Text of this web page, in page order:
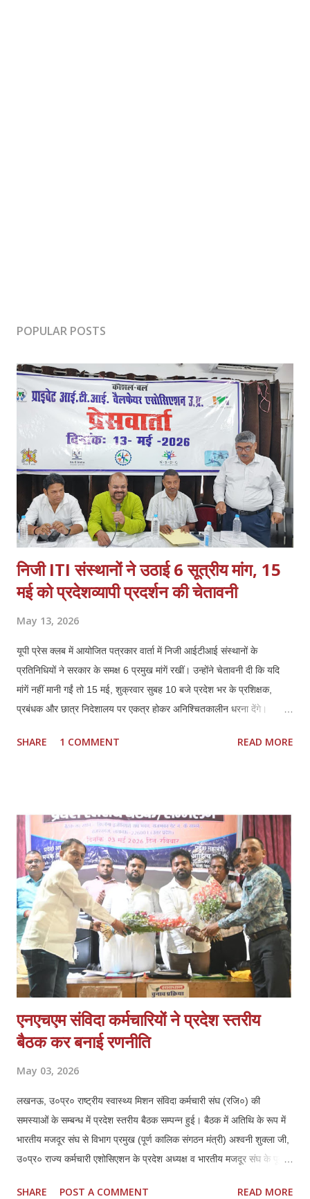
POPULAR POSTS
निजी ITI संस्थानों ने उठाई 6 सूत्रीय मांग, 15
मई को प्रदेशव्यापी प्रदर्शन की चेतावनी
May 13, 2026
यूपी प्रेस क्लब में आयोजित पत्रकार वार्ता में निजी आईटीआई संस्थानों के
प्रतिनिधियों ने सरकार के समक्ष 6 प्रमुख मांगें रखीं। उन्होंने चेतावनी दी कि यदि
मांगें नहीं मानी गईं तो 15 मई, शुक्रवार सुबह 10 बजे प्रदेश भर के प्रशिक्षक,
प्रबंधक और छात्र निदेशालय पर एकत्र होकर अनिश्चितकालीन धरना देंगे।
लेकिन मौजूदा नीतियों से संस्थानों की आर्थिक और प्रशासनिक स्थिति प्रभावित हो
हो:* पैन, आधार, OTP आधारित e-KYC के बाद अतिरिक्त नोडल वेरिफिकेशन
अनावश्यक और शोषणकारी है। 3. *थर्ड शिफ्ट बहाल हो:* दिन में नौकरी करने वाले
हजारों छात्रों को शाम की शिफ्ट न होने से प्रशिक्षण नहीं मिल पा रहा। 4.
*PMKVY 5.0 में भागीदारी मिले:* निजी संस्थानों के पास संसाधन और अनुभवी
स्टाफ होने के बावजूद योजनाओं में भागी...
SHARE 1 COMMENT READ MORE
एनएचएम संविदा कर्मचारियों ने प्रदेश स्तरीय
बैठक कर बनाई रणनीति
May 03, 2026
लखनऊ, उ०प्र० राष्ट्रीय स्वास्थ्य मिशन संविदा कर्मचारी संघ (रजि०) की
समस्याओं के सम्बन्ध में प्रदेश स्तरीय बैठक सम्पन्न हुई। बैठक में अतिथि के रूप में
भारतीय मजदूर संघ से विभाग प्रमुख (पूर्ण कालिक संगठन मंत्री) अश्वनी शुक्ला जी,
उ०प्र० राज्य कर्मचारी एशोसिएशन के प्रदेश अध्यक्ष व भारतीय मजदूर संघ के पूर्व
SHARE POST A COMMENT READ MORE